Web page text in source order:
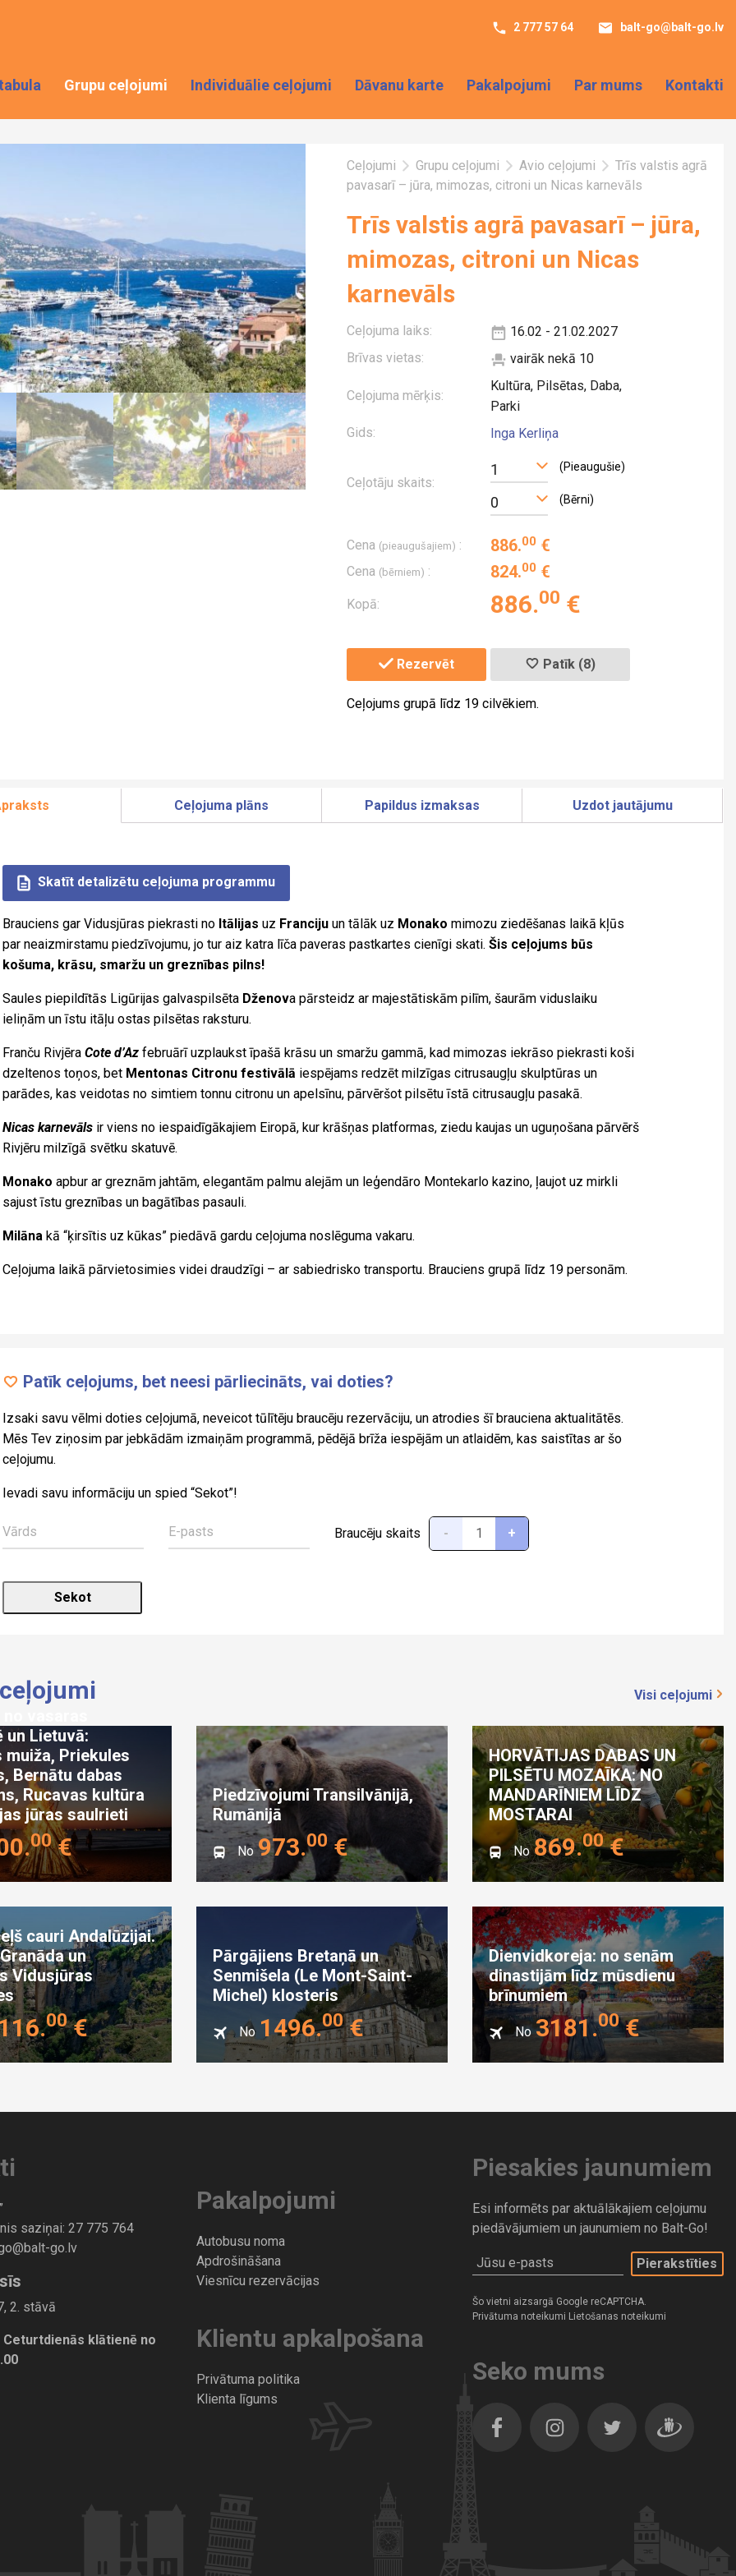
2 777 57 64 balt-go@balt-go.lv
Grupu ceļojumi Individuālie ceļojumi Dāvanu karte Pakalpojumi Par mums Kontakti
Ceļojumi Grupu ceļojumi Avio ceļojumi
Trīs valstis agrā
pavasarī – jūra, mimozas, citroni un Nicas karnevāls
Trīs valstis agrā pavasarī – jūra,
mimozas, citroni un Nicas
karnevāls
Ceļojuma laiks:
16.02 - 21.02.2027
Brīvas vietas:
vairāk nekā 10
Ceļojuma mērķis:
Kultūra, Pilsētas, Daba,
Parki
Gids:
Inga Kerliņa
Ceļotāju skaits:
1 (Pieaugušie)
0 (Bērni)
Cena (pieaugušajiem) : 886.00 €
Cena (bērniem) : 824.00 €
Kopā: 886.00 €
Rezervēt Patīk (8)
Ceļojums grupā līdz 19 cilvēkiem.
Ceļojuma plāns Papildus izmaksas Uzdot jautājumu
Skatīt detalizētu ceļojuma programmu
Brauciens gar Vidusjūras piekrasti no Itālijas uz Franciju un tālāk uz Monako mimozu ziedēšanas laikā kļūs
par neaizmirstamu piedzīvojumu, jo tur aiz katra līča paveras pastkartes cienīgi skati. Šis ceļojums būs
košuma, krāsu, smaržu un greznības pilns!
Saules piepildītās Ligūrijas galvaspilsēta Dženova pārsteidz ar majestātiskām pilīm, šaurām viduslaiku
ieliņām un īstu itāļu ostas pilsētas raksturu.
Franču Rivjēra Cote d’Az februārī uzplaukst īpašā krāsu un smaržu gammā, kad mimozas iekrāso piekrasti koši
dzeltenos toņos, bet Mentonas Citronu festivālā iespējams redzēt milzīgas citrusaugļu skulptūras un
parādes, kas veidotas no simtiem tonnu citronu un apelsīnu, pārvēršot pilsētu īstā citrusaugļu pasakā.
Nicas karnevāls ir viens no iespaidīgākajiem Eiropā, kur krāšņas platformas, ziedu kaujas un uguņošana pārvērš
Rivjēru milzīgā svētku skatuvē.
Monako apbur ar greznām jahtām, elegantām palmu alejām un leģendāro Montekarlo kazino, ļaujot uz mirkli
sajust īstu greznības un bagātības pasauli.
Milāna kā “ķirsītis uz kūkas” piedāvā gardu ceļojuma noslēguma vakaru.
Ceļojuma laikā pārvietosimies videi draudzīgi – ar sabiedrisko transportu. Brauciens grupā līdz 19 personām.
Patīk ceļojums, bet neesi pārliecināts, vai doties?
Izsaki savu vēlmi doties ceļojumā, neveicot tūlītēju braucēju rezervāciju, un atrodies šī brauciena aktualitātēs.
Mēs Tev ziņosim par jebkādām izmaiņām programmā, pēdējā brīža iespējām un atlaidēm, kas saistītas ar šo
ceļojumu.
Ievadi savu informāciju un spied “Sekot”!
Braucēju skaits - +
Visi ceļojumi
un Lietuvā:
muiža, Priekules
Bernātu dabas
Rucavas kultūra
jūras saulrieti
.00€
Piedzīvojumi Transilvānijā,
Rumānijā
No 973.00 €
HORVĀTIJAS DABAS UN
PILSĒTU MOZAĪKA: NO
MANDARĪNIEM LĪDZ
MOSTARAI
No 869.00€
cauri Andalūzijai.
un
Vidusjūras
.00€
Pārgājiens Bretaņā un
Senmišela (Le Mont-Saint-
Michel) klosteris
No 1496.00€
Dienvidkoreja: no senām
dinastijām līdz mūsdienu
brīnumiem
No 3181.00€
saziņai: 27 775 764
go.lv
2. stāvā
klātienē no
Pakalpojumi
Autobusu noma
Apdrošināšana
Viesnīcu rezervācijas
Klientu apkalpošana
Privātuma politika
Klienta līgums
Piesakies jaunumiem
Esi informēts par aktuālākajiem ceļojumu
piedāvājumiem un jaunumiem no Balt-Go!
Jūsu e-pasts
Šo vietni aizsargā Google reCAPTCHA.
Privātuma noteikumi Lietošanas noteikumi
Seko mums